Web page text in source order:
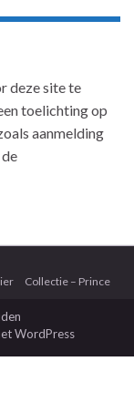
deze site te
toelichting op
aanmelding
Collectie – Prince
WordPress